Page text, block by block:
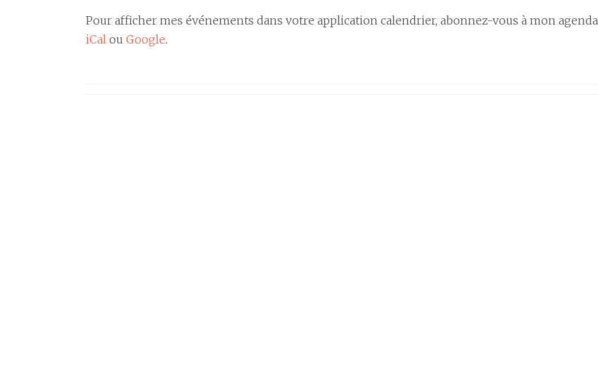
Pour afficher mes événements dans votre application calendrier, abonnez-vous à mon agenda
iCal ou Google.